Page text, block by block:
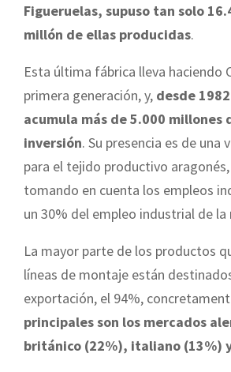
Figueruelas, supuso tan solo
millón de ellas producidas.
Esta última fábrica lleva haciendo
primera generación, y, desde
acumula más de 5.000 millones
inversión. Su presencia es de una
para el tejido productivo
tomando en cuenta los empleos
un 30% del empleo industrial de la
La mayor parte de los productos
líneas de montaje están
exportación, el 94%,
principales son los mercados
británico (22%), italiano (13%)